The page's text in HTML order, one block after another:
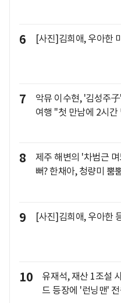
6 [사진]김희애, 우아한
7
악뮤 이수현, '김성주
여행 "첫 만남에 2시간
8
제주 해변의 '차범근
뻐? 한채아, 청량미 뿜
9 [사진]김희애, 우아한
10
유재석, 재산 1조설
드 등장에 '런닝맨'